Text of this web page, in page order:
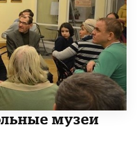
музеи